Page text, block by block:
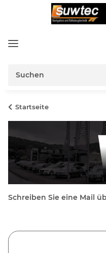
Startseite
Schreiben Sie eine Mail